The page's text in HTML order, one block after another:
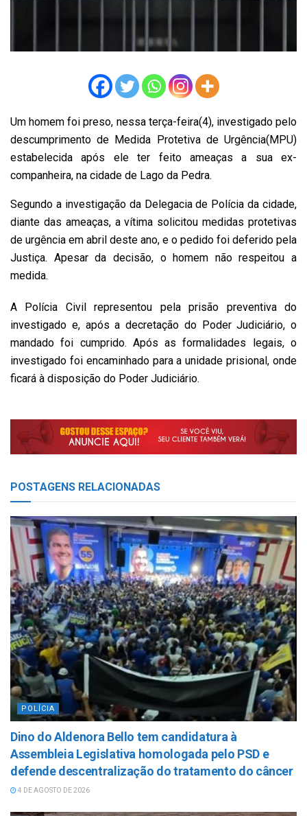
Um homem foi preso, nessa terça-feira(4), investigado pelo
descumprimento de Medida Protetiva de Urgência(MPU)
estabelecida após ele ter feito ameaças a sua ex-
companheira, na cidade de Lago da Pedra.
Segundo a investigação da Delegacia de Polícia da cidade,
diante das ameaças, a vítima solicitou medidas protetivas
de urgência em abril deste ano, e o pedido foi deferido pela
Justiça. Apesar da decisão, o homem não respeitou a
medida.
A Polícia Civil representou pela prisão preventiva do
investigado e, após a decretação do Poder Judiciário, o
mandado foi cumprido. Após as formalidades legais, o
investigado foi encaminhado para a unidade prisional, onde
ficará à disposição do Poder Judiciário.
POSTAGENS RELACIONADAS
POLÍCIA
Dino do Aldenora Bello tem candidatura à
Assembleia Legislativa homologada pelo PSD e
defende descentralização do tratamento do câncer
4 DE AGOSTO DE 2026